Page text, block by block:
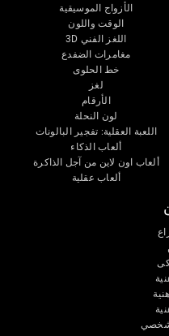
الأزواج الموسيقية
الوقت واللون
اللغز الفني 3D
مغامرات الضفدع
خط الحلوى
لغز
الأرقام
لون النحلة
اللعبة العقلية: تفجير البالونات
ألعاب الذكاء
ألعاب اون لاين من آجل الذاكرة
ألعاب عقلية
شخصي